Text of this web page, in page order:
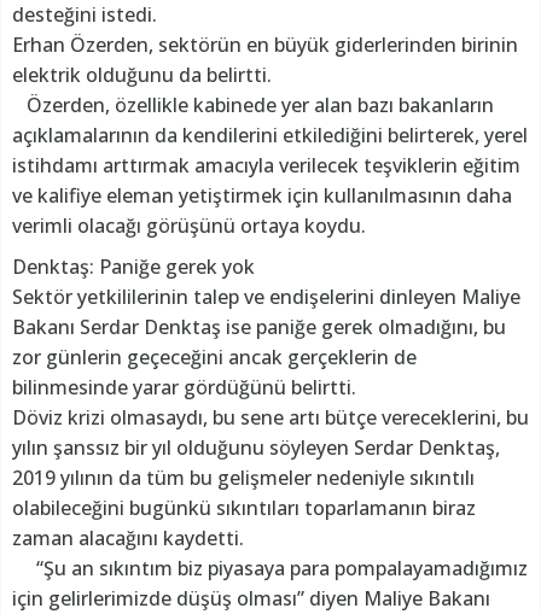
desteğini istedi.
Erhan Özerden, sektörün en büyük giderlerinden birinin
elektrik olduğunu da belirtti.
Özerden, özellikle kabinede yer alan bazı bakanların
açıklamalarının da kendilerini etkilediğini belirterek, yerel
istihdamı arttırmak amacıyla verilecek teşviklerin eğitim
ve kalifiye eleman yetiştirmek için kullanılmasının daha
verimli olacağı görüşünü ortaya koydu.
Denktaş: Paniğe gerek yok
Sektör yetkililerinin talep ve endişelerini dinleyen Maliye
Bakanı Serdar Denktaş ise paniğe gerek olmadığını, bu
zor günlerin geçeceğini ancak gerçeklerin de
bilinmesinde yarar gördüğünü belirtti.
Döviz krizi olmasaydı, bu sene artı bütçe vereceklerini, bu
yılın şanssız bir yıl olduğunu söyleyen Serdar Denktaş,
2019 yılının da tüm bu gelişmeler nedeniyle sıkıntılı
olabileceğini bugünkü sıkıntıları toparlamanın biraz
zaman alacağını kaydetti.
“Şu an sıkıntım biz piyasaya para pompalayamadığımız
için gelirlerimizde düşüş olması” diyen Maliye Bakanı